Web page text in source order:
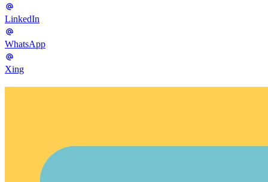
LinkedIn
WhatsApp
Xing